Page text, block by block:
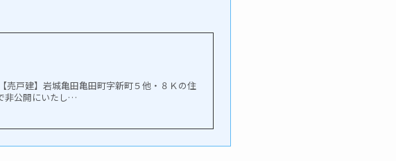
売戸建】岩城亀田亀田町字新町５他・８Ｋの住
非公開にいたし…